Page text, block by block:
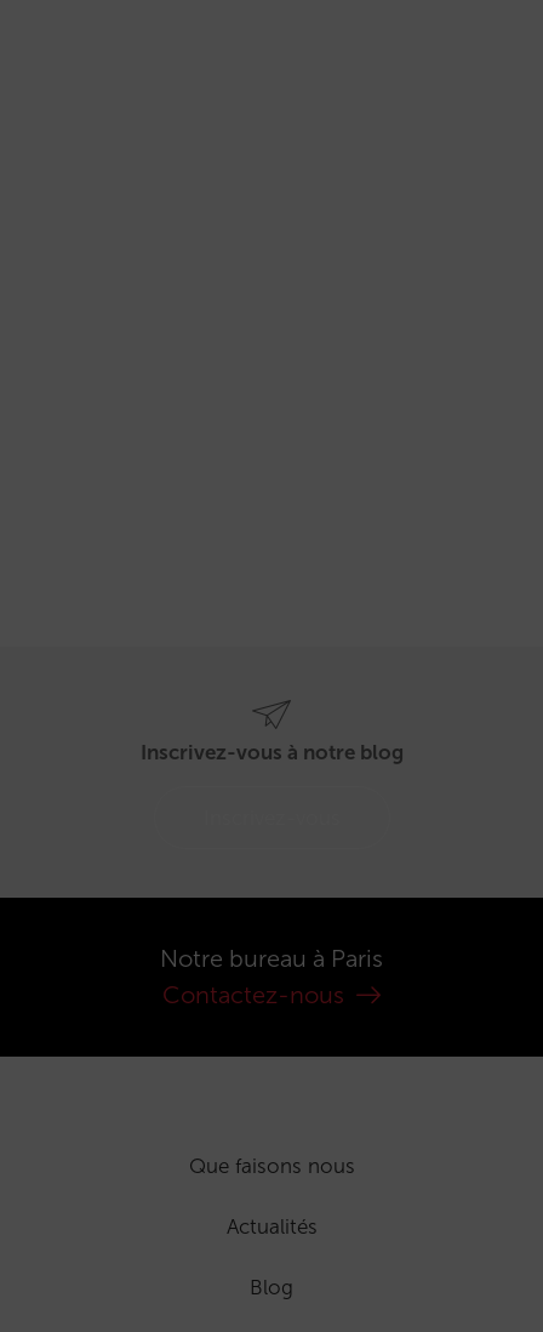
Inscrivez-vous à notre blog
Notre bureau à Paris
Contactez-nous
Que faisons nous
Actualités
Blog